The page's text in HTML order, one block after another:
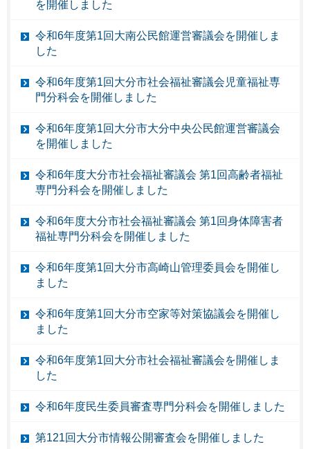
を開催しました
令和6年度第1回大南公民館運営審議会を開催しま
した
令和6年度第1回大分市社会福祉審議会児童福祉専
門分科会を開催しました
令和6年度第1回大分市大分中央公民館運営審議会
を開催しました
令和6年度大分市社会福祉審議会 第1回高齢者福祉
専門分科会を開催しました
令和6年度大分市社会福祉審議会 第1回身体障害者
福祉専門分科会を開催しました
令和6年度第1回大分市高崎山管理委員会を開催し
ました
令和6年度第1回大分市空家等対策協議会を開催し
ました
令和6年度第1回大分市社会福祉審議会を開催しま
した
令和6年度民生委員審査専門分科会を開催しました
第121回大分市情報公開審査会を開催しました